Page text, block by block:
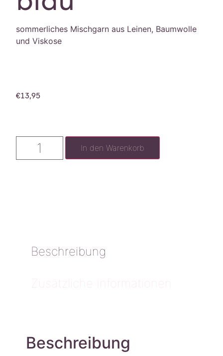
sommerliches Mischgarn aus Leinen, Baumwolle
und Viskose
€13,95
In den Warenkorb
Beschreibung
Zusätzliche Informationen
Beschreibung